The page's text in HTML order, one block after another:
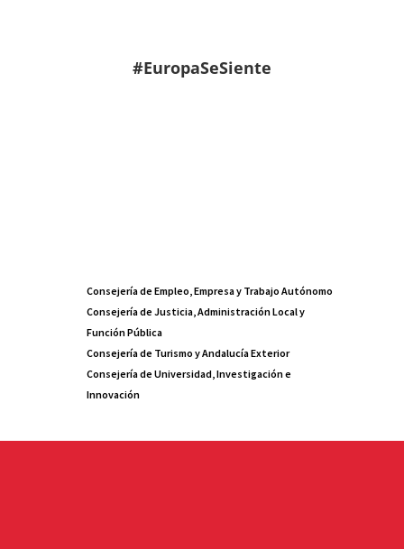
#EuropaSeSiente
Consejería de Empleo, Empresa y Trabajo Autónomo
Consejería de Justicia, Administración Local y
Función Pública
Consejería de Turismo y Andalucía Exterior
Consejería de Universidad, Investigación e
Innovación